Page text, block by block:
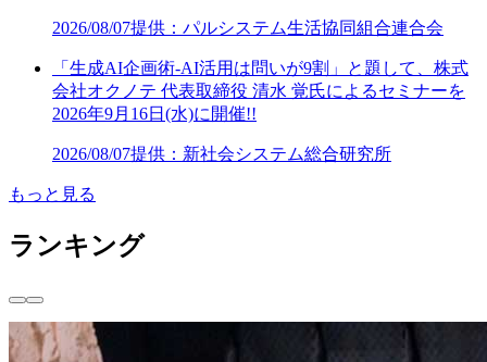
2026/08/07提供：パルシステム生活協同組合連合会
「生成AI企画術-AI活用は問いが9割」と題して、株式
会社オクノテ 代表取締役 清水 覚氏によるセミナーを
2026年9月16日(水)に開催!!
2026/08/07提供：新社会システム総合研究所
もっと見る
ランキング